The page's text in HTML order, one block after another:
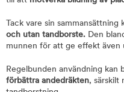
Tack vare sin sammansättning
och utan tandborste. Den
munnen för att ge effekt även
Regelbunden användning kan
förbättra andedräkten, särskilt